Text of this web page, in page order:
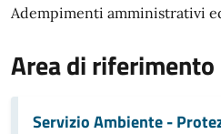
Adempimenti amministrativi
Area di riferimento
Servizio Ambiente -